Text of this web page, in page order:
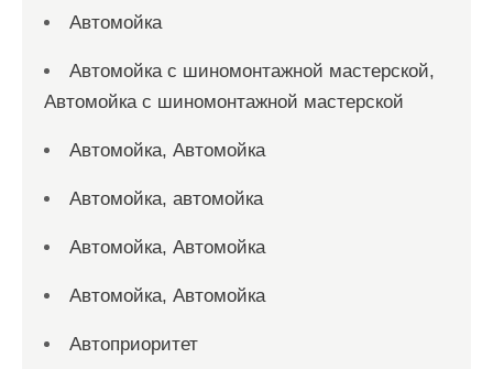
Автомойка
Автомойка с шиномонтажной мастерской,
Автомойка с шиномонтажной мастерской
Автомойка, Автомойка
Автомойка, автомойка
Автомойка, Автомойка
Автомойка, Автомойка
Автоприоритет